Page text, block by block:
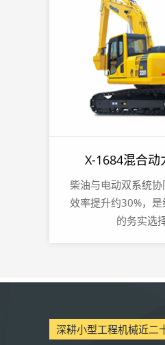
X-1684混合动
柴油与电动双系统
效率提升约30%，
的务实选择
深耕小型工程机械近二